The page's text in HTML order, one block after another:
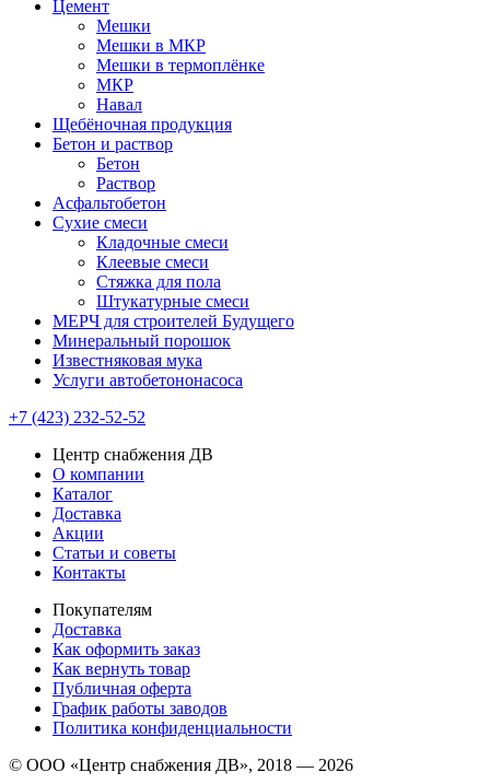
Цемент
Мешки
Мешки в МКР
Мешки в термоплёнке
МКР
Навал
Щебёночная продукция
Бетон и раствор
Бетон
Раствор
Асфальтобетон
Сухие смеси
Кладочные смеси
Клеевые смеси
Стяжка для пола
Штукатурные смеси
МЕРЧ для строителей Будущего
Минеральный порошок
Известняковая мука
Услуги автобетононасоса
+7 (423) 232-52-52
Центр снабжения ДВ
О компании
Каталог
Доставка
Акции
Статьи и советы
Контакты
Покупателям
Доставка
Как оформить заказ
Как вернуть товар
Публичная оферта
График работы заводов
Политика конфиденциальности
© ООО «Центр снабжения ДВ», 2018 — 2026